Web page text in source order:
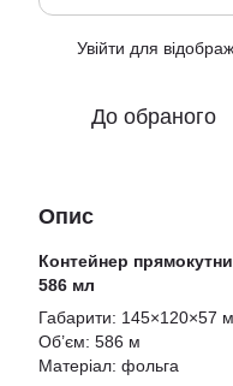
Увійти для
До обраного
Опис
Контейнер
586 мл
Габарити: 145×120×57
Об’єм: 586 м
Матеріал: фольга